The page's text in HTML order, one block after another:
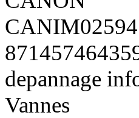
depannage
Vannes